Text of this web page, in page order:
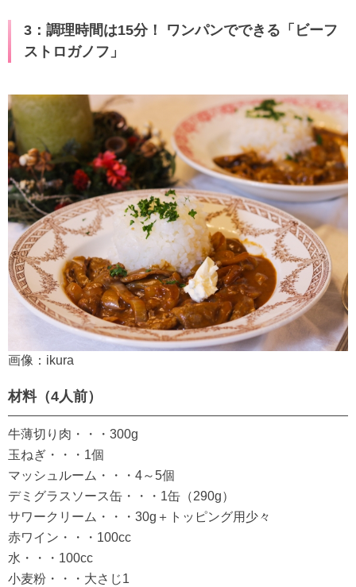
3：調理時間は15分！ ワンパンでできる「ビーフ
ストロガノフ」
画像：ikura
材料（4人前）
牛薄切り肉・・・300g
玉ねぎ・・・1個
マッシュルーム・・・4～5個
デミグラスソース缶・・・1缶（290g）
サワークリーム・・・30g＋トッピング用少々
赤ワイン・・・100cc
水・・・100cc
小麦粉・・・大さじ1